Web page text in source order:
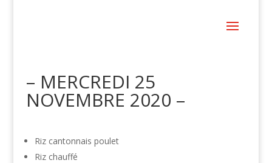
– MERCREDI 25
NOVEMBRE 2020 –
Riz cantonnais poulet
Riz chauffé